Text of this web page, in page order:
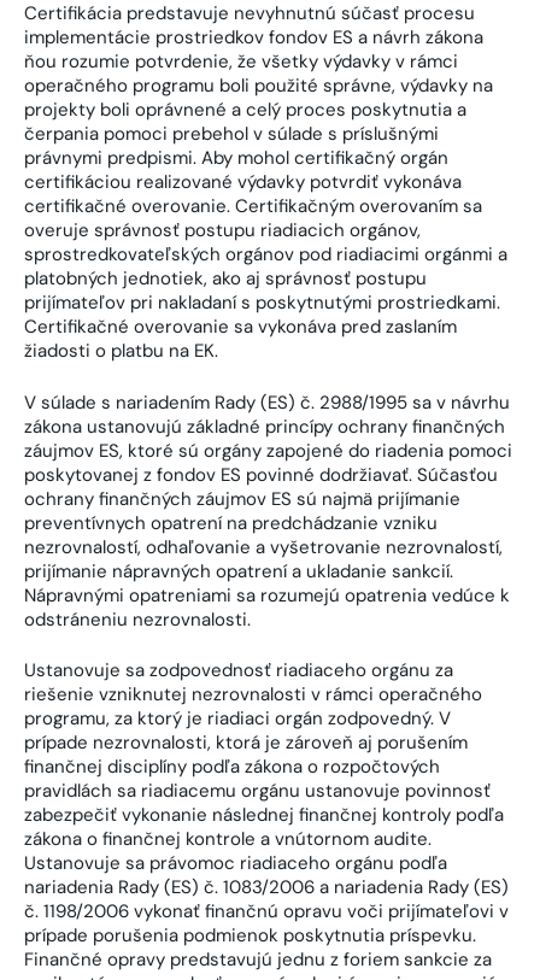
Certifikácia predstavuje nevyhnutnú súčasť procesu
implementácie prostriedkov fondov ES a návrh zákona
ňou rozumie potvrdenie, že všetky výdavky v rámci
operačného programu boli použité správne, výdavky na
projekty boli oprávnené a celý proces poskytnutia a
čerpania pomoci prebehol v súlade s príslušnými
právnymi predpismi. Aby mohol certifikačný orgán
certifikáciou realizované výdavky potvrdiť vykonáva
certifikačné overovanie. Certifikačným overovaním sa
overuje správnosť postupu riadiacich orgánov,
sprostredkovateľských orgánov pod riadiacimi orgánmi a
platobných jednotiek, ako aj správnosť postupu
prijímateľov pri nakladaní s poskytnutými prostriedkami.
Certifikačné overovanie sa vykonáva pred zaslaním
žiadosti o platbu na EK.
V súlade s nariadením Rady (ES) č. 2988/1995 sa v návrhu
zákona ustanovujú základné princípy ochrany finančných
záujmov ES, ktoré sú orgány zapojené do riadenia pomoci
poskytovanej z fondov ES povinné dodržiavať. Súčasťou
ochrany finančných záujmov ES sú najmä prijímanie
preventívnych opatrení na predchádzanie vzniku
nezrovnalostí, odhaľovanie a vyšetrovanie nezrovnalostí,
prijímanie nápravných opatrení a ukladanie sankcií.
Nápravnými opatreniami sa rozumejú opatrenia vedúce k
odstráneniu nezrovnalosti.
Ustanovuje sa zodpovednosť riadiaceho orgánu za
riešenie vzniknutej nezrovnalosti v rámci operačného
programu, za ktorý je riadiaci orgán zodpovedný. V
prípade nezrovnalosti, ktorá je zároveň aj porušením
finančnej disciplíny podľa zákona o rozpočtových
pravidlách sa riadiacemu orgánu ustanovuje povinnosť
zabezpečiť vykonanie následnej finančnej kontroly podľa
zákona o finančnej kontrole a vnútornom audite.
Ustanovuje sa právomoc riadiaceho orgánu podľa
nariadenia Rady (ES) č. 1083/2006 a nariadenia Rady (ES)
č. 1198/2006 vykonať finančnú opravu voči prijímateľovi v
prípade porušenia podmienok poskytnutia príspevku.
Finančné opravy predstavujú jednu z foriem sankcie za